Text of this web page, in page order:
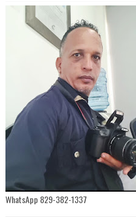
WhatsApp 829-382-1337